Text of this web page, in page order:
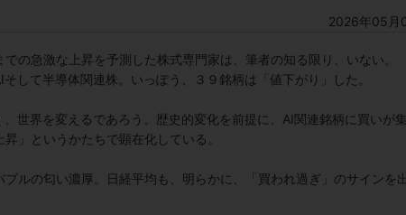
2026年05月
の急激な上昇を予測した株式専門家は、筆者の知る限り、いない。
して半導体関連株。いっぽう、３９銘柄は「値下がり」した。
世界を変えるであろう。歴史的変化を前提に、AI関連銘柄に買いが
」というかたちで顕在化している。
ルの匂い濃厚。日経平均も、明らかに、「買われ過ぎ」のサインを出